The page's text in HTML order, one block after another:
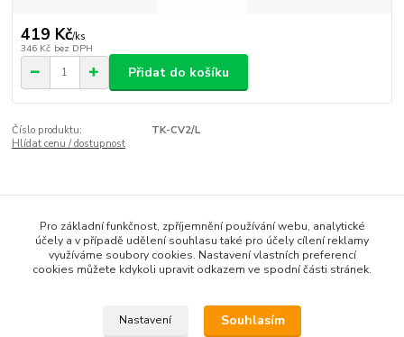
419 Kč/ks
346 Kč bez DPH
Přidat do košíku
Číslo produktu:
TK-CV2/L
Hlídat cenu / dostupnost
RADIOSTANICE
Příslušenství
Pro základní funkčnost, zpříjemnění používání webu, analytické
účely a v případě udělení souhlasu také pro účely cílení reklamy
využíváme soubory cookies. Nastavení vlastních preferencí
cookies můžete kdykoli upravit odkazem ve spodní části stránek.
Nastavení Souhlasím